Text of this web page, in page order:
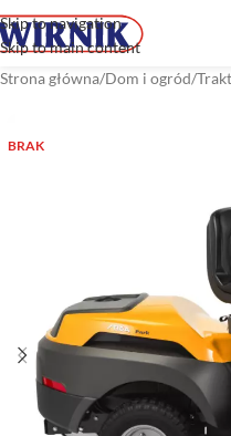
Skip to navigation
Skip to main content
Strona główna/Dom i ogród/
BRAK